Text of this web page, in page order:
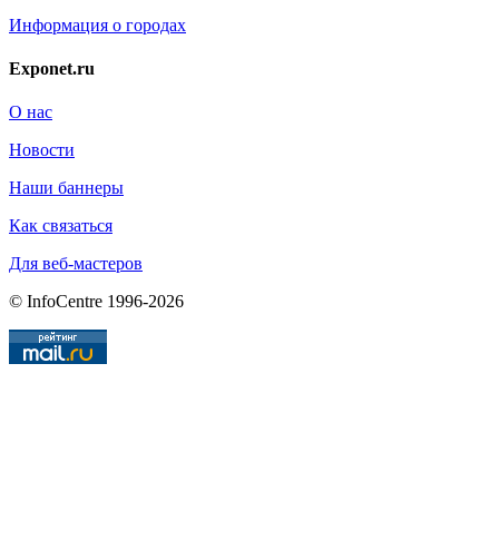
Информация о городах
Exponet.ru
О нас
Новости
Наши баннеры
Как связаться
Для веб-мастеров
© InfoCentre 1996-2026